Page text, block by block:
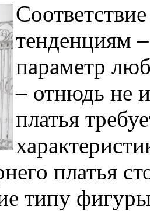
тенденциям
параметр
– отнюдь не
платья
платья
типу